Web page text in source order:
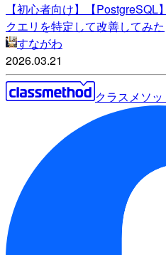
【初心者向け】【
クエリを特定して改善してみた
すながわ
2026.03.21
クラスメソ